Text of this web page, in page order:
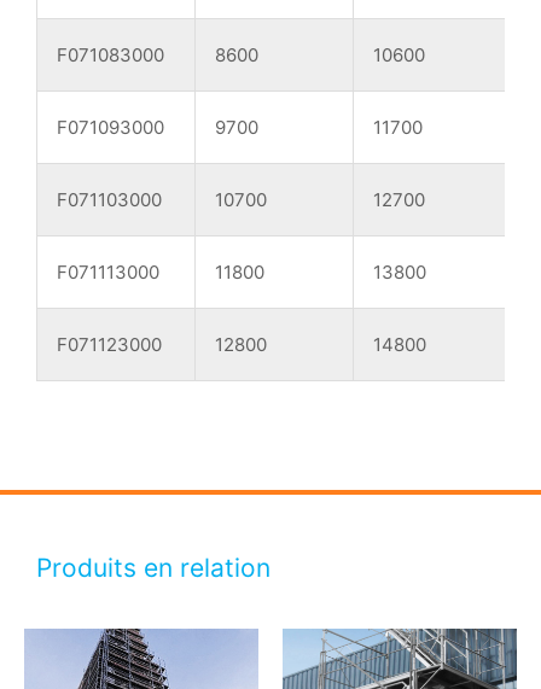
F071083000 8600 10600
F071093000 9700 11700
F071103000 10700 12700
F071113000 11800 13800
F071123000 12800 14800
Produits en relation